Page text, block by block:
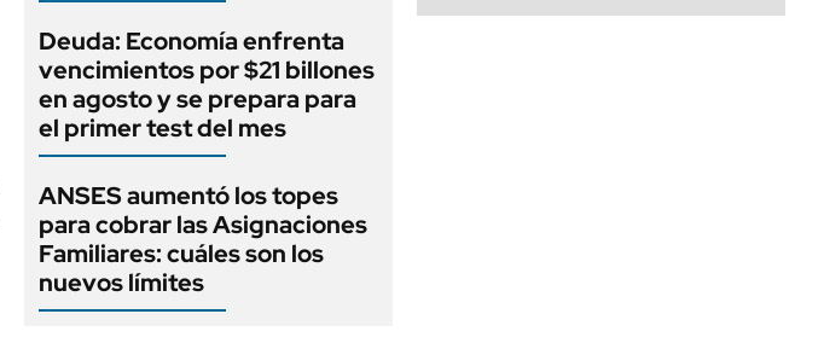
Deuda: Economía enfrenta
vencimientos por $21 billones
en agosto y se prepara para
el primer test del mes
ANSES aumentó los topes
para cobrar las Asignaciones
Familiares: cuáles son los
nuevos límites